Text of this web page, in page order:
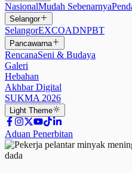
NasionalMudah Sebenarnya
Selangor
SelangorEXCOADNPBT
Pancawarna
RencanaSeni & Budaya
Galeri
Hebahan
Akhbar Digital
SUKMA 2026
Light Theme
Aduan Penerbitan